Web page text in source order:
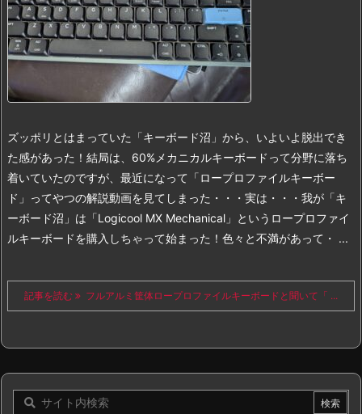
ズッポリとはまっていた「キーボード沼」から、いよいよ脱出でき
た感があった！結局は、60%メカニカルキーボードって分野に落ち
着いていたのですが、最近になって「ロープロファイルキーボー
ド」ってやつの解説動画を見てしまった・・・ 実は・・・我が「キ
ーボード沼」は「Logicool MX Mechanical」というロープロファイ
ルキーボードを購入しちゃって始まった！色々と不満があって・ ...
記事を読む フルアルミ筐体ロープロファイルキーボードと聞いて「 ...